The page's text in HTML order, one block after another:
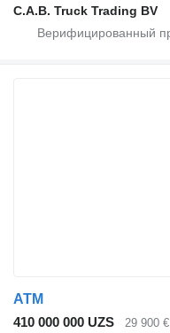
C.A.B. Truck Trading BV
ATM
410 000 000 UZS
29 900 €